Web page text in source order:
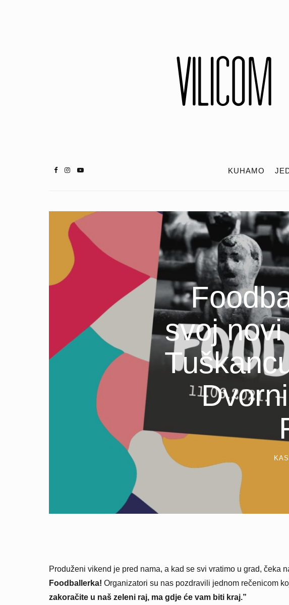
KUHAMO
svoj
Produženi vikend je pred nama, a kad se svi vratimo u grad, čeka
Foodballerka! Organizatori su nas pozdravili jednom rečenicom
zakoračite u naš zeleni raj, ma gdje će vam biti kraj.”